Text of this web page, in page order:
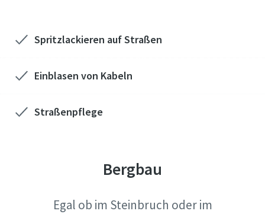
Spritzlackieren auf Straßen
Einblasen von Kabeln
Straßenpflege
Bergbau
Egal ob im Steinbruch oder im